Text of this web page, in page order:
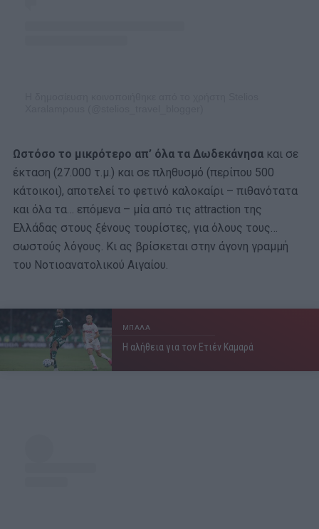
Ωστόσο το μικρότερο απ’ όλα τα Δωδεκάνησα και σε
έκταση (27.000 τ.μ.) και σε πληθυσμό (περίπου 500
κάτοικοι), αποτελεί το φετινό καλοκαίρι – πιθανότατα
και όλα τα… επόμενα – μία από τις attraction της
Ελλάδας στους ξένους τουρίστες, για όλους τους…
σωστούς λόγους. Κι ας βρίσκεται στην άγονη γραμμή
του Νοτιοανατολικού Αιγαίου.
ΜΠΑΛΑ
Η αλήθεια για τον Ετιέν Καμαρά